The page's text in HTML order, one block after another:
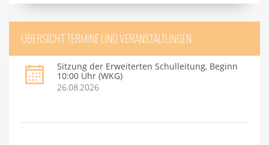
ÜBERSICHT TERMINE UND VERANSTALTUNGEN
Sitzung der Erweiterten Schulleitung, Beginn
10:00 Uhr (WKG)
26.08.2026